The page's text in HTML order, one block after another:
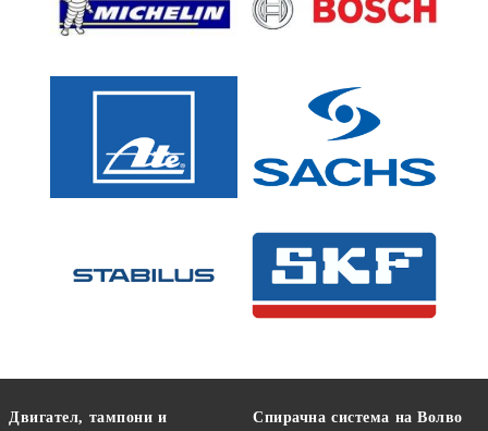
Двигател, тампони и Спирачна система на Волво